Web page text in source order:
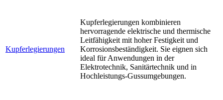
Kupferlegierungen
Kupferlegierungen kombinieren
hervorragende elektrische und thermische
Leitfähigkeit mit hoher Festigkeit und
Korrosionsbeständigkeit. Sie eignen sich
ideal für Anwendungen in der
Elektrotechnik, Sanitärtechnik und in
Hochleistungs-Gussumgebungen.